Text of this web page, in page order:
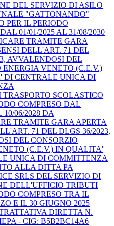
DEL SERVIZIO DI ASILO
"GATTONANDO"
PER IL PERIODO
01/01/2025 AL 31/08/2030
TRAMITE GARA
DELL'ART. 71 DEL
AVVALENDOSI DEL
ENERGIA VENETO (C.E.V.)
DI CENTRALE UNICA DI
TRASPORTO SCOLASTICO
COMPRESO DAL
10/06/2028 DA
TRAMITE GARA APERTA
71 DEL DLGS 36/2023,
DEL CONSORZIO
(C.E.V.) IN QUALITA'
UNICA DI COMMITTENZA
ALLA DITTA PA
SRLS DEL SERVIZIO DI
DELL'UFFICIO TRIBUTI
COMPRESO TRA IL
E IL 30 GIUGNO 2025
DIRETTA N.
- CIG: B5B2BC14A6